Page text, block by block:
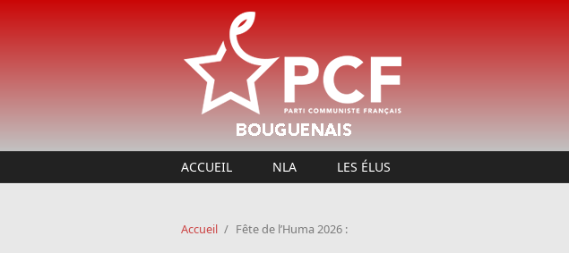
ACCUEIL NLA LES ÉLUS
Accueil / Fête de l’Huma 2026 :